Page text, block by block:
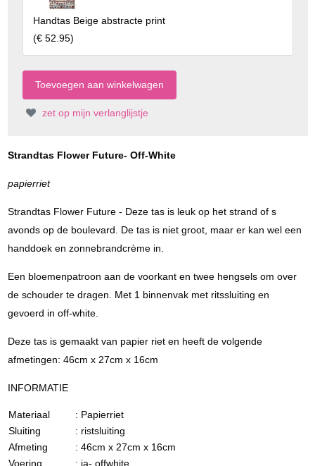
Handtas Beige abstracte print
(€ 52.95)
zet op mijn verlanglijstje
Strandtas Flower Future- Off-White
papierriet
Strandtas Flower Future - Deze tas is leuk op het strand of s
avonds op de boulevard. De tas is niet groot, maar er kan wel een
handdoek en zonnebrandcrème in.
Een bloemenpatroon aan de voorkant en twee hengsels om over
de schouder te dragen. Met 1 binnenvak met ritssluiting en
gevoerd in off-white.
Deze tas is gemaakt van papier riet en heeft de volgende
afmetingen: 46cm x 27cm x 16cm
INFORMATIE
Materiaal
: Papierriet
Sluiting
: ristsluiting
Afmeting
: 46cm x 27cm x 16cm
Voering
: ja- offwhite